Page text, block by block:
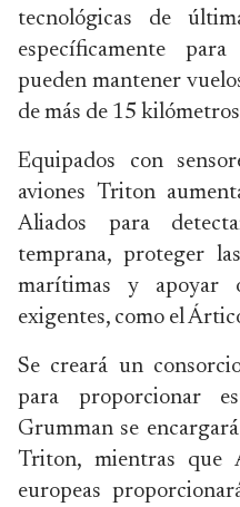
tecnológicas de
específicamente
pueden mantener
de más de 15
Equipados con
aviones Triton
Aliados para
temprana, proteger
marítimas y apoyar
exigentes, como el
Se creará un
para proporcionar
Grumman se
Triton, mientras que
europeas